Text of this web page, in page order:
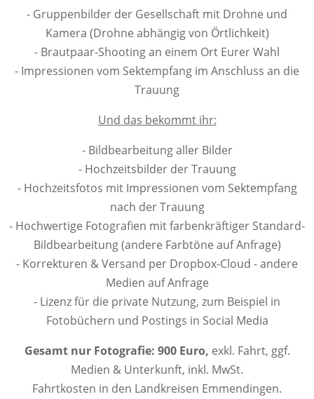
- Gruppenbilder der Gesellschaft mit Drohne und
Kamera (Drohne abhängig von Örtlichkeit)
- Brautpaar-Shooting an einem Ort Eurer Wahl
- Impressionen vom Sektempfang im Anschluss an die
Trauung
Und das bekommt ihr:
- Bildbearbeitung aller Bilder
- Hochzeitsbilder der Trauung
- Hochzeitsfotos mit Impressionen vom Sektempfang
nach der Trauung
- Hochwertige Fotografien mit farbenkräftiger Standard-
Bildbearbeitung (andere Farbtöne auf Anfrage)
- Korrekturen & Versand per Dropbox-Cloud - andere
Medien auf Anfrage
- Lizenz für die private Nutzung, zum Beispiel in
Fotobüchern und Postings in Social Media
Gesamt nur Fotografie: 900 Euro, exkl. Fahrt, ggf.
Medien & Unterkunft, inkl. MwSt.
Fahrtkosten in den Landkreisen Emmendingen.